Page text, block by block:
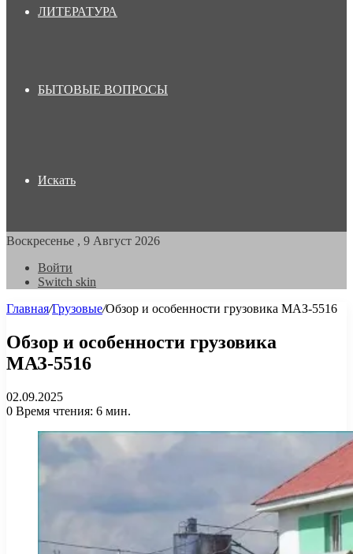
ЛИТЕРАТУРА
БЫТОВЫЕ ВОПРОСЫ
Искать
Воскресенье , 9 Август 2026
Войти
Switch skin
Главная/Грузовые/Обзор и особенности грузовика МАЗ-5516
Обзор и особенности грузовика
МАЗ-5516
02.09.2025
0 Время чтения: 6 мин.